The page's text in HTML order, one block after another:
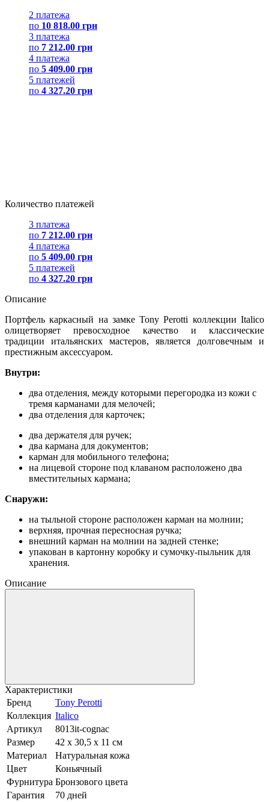
2 платежа
по 10 818.00 грн
3 платежа
по 7 212.00 грн
4 платежа
по 5 409.00 грн
5 платежей
по 4 327.20 грн
Количество платежей
3 платежа
по 7 212.00 грн
4 платежа
по 5 409.00 грн
5 платежей
по 4 327.20 грн
Описание
Портфель каркасный на замке Tony Perotti коллекции Italico
олицетворяет превосходное качество и классические
традиции итальянских мастеров, является долговечным и
престижным аксессуаром.
Внутри:
два отделения, между которыми перегородка из кожи с
тремя карманами для мелочей;
два отделения для карточек;
два держателя для ручек;
два кармана для документов;
карман для мобильного телефона;
на лицевой стороне под клаваном расположено два
вместительных кармана;
Снаружи:
на тыльной стороне расположен карман на молнии;
верхняя, прочная пересносная ручка;
внешний карман на молнии на задней стенке;
упакован в картонну коробку и сумочку-пыльник для
хранения.
Описание
Характеристики
Бренд
Tony Perotti
Коллекция Italico
Артикул
8013it-cognac
Размер
42 х 30,5 х 11 см
Материал
Натуральная кожа
Цвет
Коньячный
Фурнитура Бронзового цвета
Гарантия
70 дней